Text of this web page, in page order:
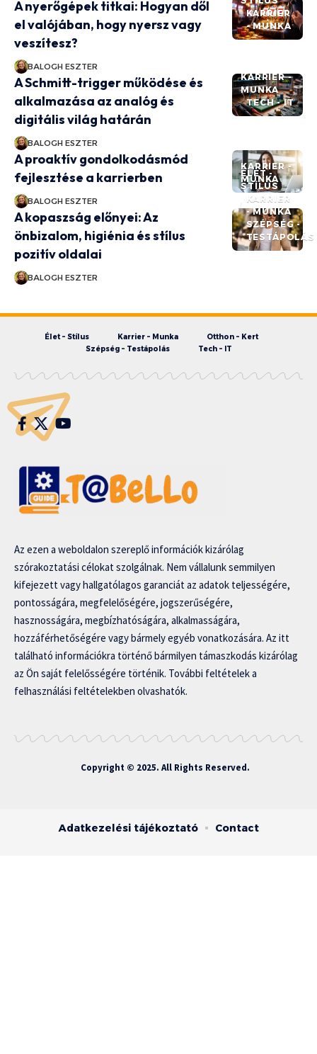
KARRIER
- MUNKA
A nyerőgépek titkai: Hogyan dől
el valójában, hogy nyersz vagy
veszítesz?
BALOGH ESZTER
KARRIER -
MUNKA
TECH - IT
A Schmitt-trigger működése és
alkalmazása az analóg és
digitális világ határán
BALOGH ESZTER
KARRIER -
MUNKA
A proaktív gondolkodásmód
fejlesztése a karrierben
BALOGH ESZTER
ÉLET -
STÍLUS
KARRIER
- MUNKA
SZÉPSÉG -
TESTÁPOLÁS
A kopaszság előnyei: Az
önbizalom, higiénia és stílus
pozitív oldalai
BALOGH ESZTER
Élet – Stílus Karrier – Munka
Otthon – Kert
Szépség – Testápolás
Tech – IT
Az ezen a weboldalon szereplő információk kizárólag
szórakoztatási célokat szolgálnak. Nem vállalunk semmilyen
kifejezett vagy hallgatólagos garanciát az adatok teljességére,
pontosságára, megfelelőségére, jogszerűségére,
hasznosságára, megbízhatóságára, alkalmasságára,
hozzáférhetőségére vagy bármely egyéb vonatkozására. Az itt
található információkra történő bármilyen támaszkodás kizárólag
az Ön saját felelősségére történik. További feltételek a
felhasználási feltételekben olvashatók.
Copyright © 2025. All Rights Reserved.
Adatkezelési tájékoztató Contact